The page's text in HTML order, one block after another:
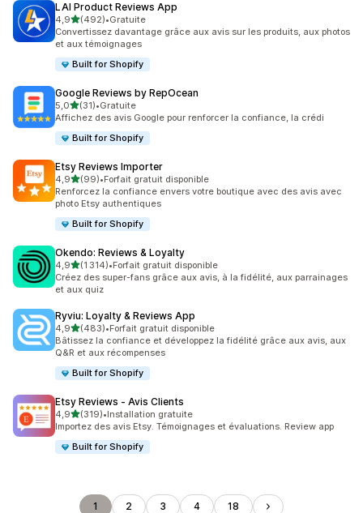
LAI Product Reviews App
4,9étoile(s) sur 5
(492)
492 avis au total
•Gratuite
Convertissez davantage grâce aux avis sur les produits, aux photos
et aux témoignages
Built for Shopify
Google Reviews by RepOcean
5,0étoile(s) sur 5
(31)
31 avis au total
•Gratuite
Affichez des avis Google pour renforcer la confiance, la crédi
Built for Shopify
Etsy Reviews Importer
4,9étoile(s) sur 5
(99)
99 avis au total
•Forfait gratuit disponible
Renforcez la confiance envers votre boutique avec des avis avec
photo Etsy authentiques
Built for Shopify
Okendo: Reviews & Loyalty
4,9étoile(s) sur 5
(1 314)
1314 avis au total
•Forfait gratuit disponible
Créez des super-fans grâce aux avis, à la fidélité, aux parrainages
et aux quiz
Ryviu: Loyalty & Reviews App
4,9étoile(s) sur 5
(483)
483 avis au total
•Forfait gratuit disponible
Bâtissez la confiance et développez la fidélité grâce aux avis, aux
Q&R et aux récompenses
Built for Shopify
Etsy Reviews ‑ Avis Clients
4,9étoile(s) sur 5
(319)
319 avis au total
•Installation gratuite
Importez des avis Etsy. Témoignages et évaluations. Review app
Built for Shopify
1 2 3 4 18